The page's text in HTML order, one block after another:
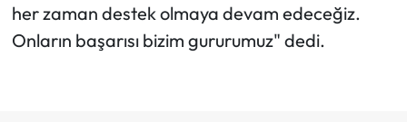
her zaman destek olmaya devam edeceğiz.
Onların başarısı bizim gururumuz" dedi.